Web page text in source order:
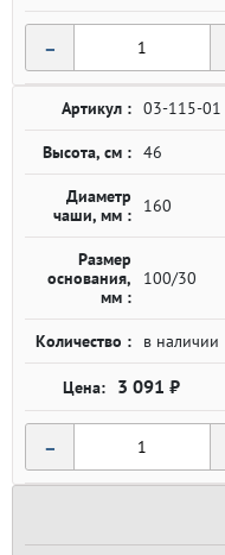
-
Артикул : 03-115-01
Высота, см : 46
Диаметр
чаши, мм :
160
Размер
основания,
мм :
100/30
Количество : в наличии
3 091 ₽
-